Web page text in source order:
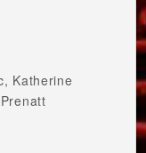
Katherine